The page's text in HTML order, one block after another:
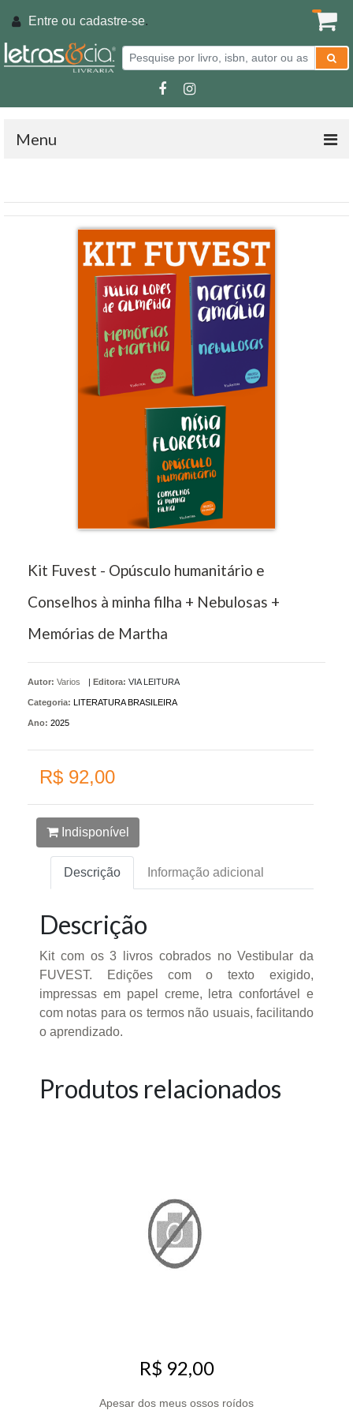
Entre ou cadastre-se.
Menu
Kit Fuvest - Opúsculo humanitário e
Conselhos à minha filha + Nebulosas +
Memórias de Martha
Autor: Varios | Editora: VIA LEITURA
Categoria: LITERATURA BRASILEIRA
Ano: 2025
R$ 92,00
Indisponível
Descrição Informação adicional
Descrição
Kit com os 3 livros cobrados no Vestibular da
FUVEST. Edições com o texto exigido,
impressas em papel creme, letra confortável e
com notas para os termos não usuais, facilitando
o aprendizado.
Produtos relacionados
R$ 92,00
Apesar dos meus ossos roídos